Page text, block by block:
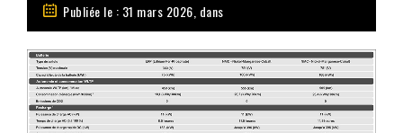
Publiée le : 31 mars 2026, dans